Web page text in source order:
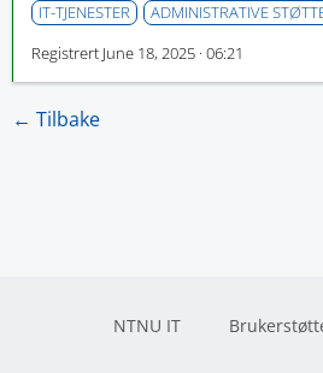
IT-TJENESTER
ADMINISTRATIVE
Registrert June 18, 2025 · 06:21
← Tilbake
NTNU IT